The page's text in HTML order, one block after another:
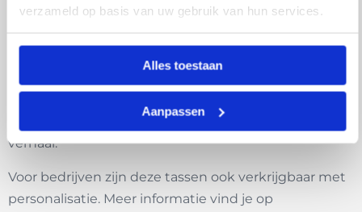
verzameld op basis van uw gebruik van hun services.
Alles toestaan
Aanpassen
Dankzij het compacte ontwerp neem je de toilettas
een praktisch product met karakter en een bijzonder
verhaal.
Voor bedrijven zijn deze tassen ook verkrijgbaar met
personalisatie. Meer informatie vind je op